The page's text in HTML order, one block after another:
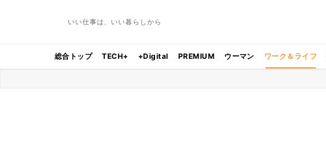
いい仕事は、いい暮らしから
総合トップ TECH+ +Digital PREMIUM ウーマン ワーク＆ライフ